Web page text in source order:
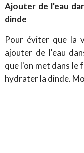
Ajouter de l'eau
dinde
Pour éviter que la
ajouter de l'eau
que l'on met dans le
hydrater la dinde.